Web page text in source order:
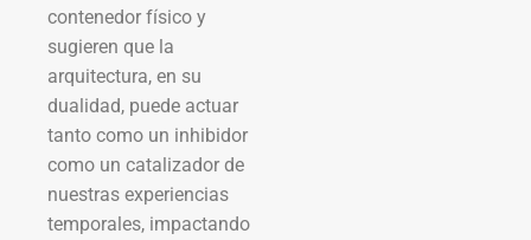
contenedor físico y
sugieren que la
arquitectura, en su
dualidad, puede actuar
tanto como un inhibidor
como un catalizador de
nuestras experiencias
temporales, impactando